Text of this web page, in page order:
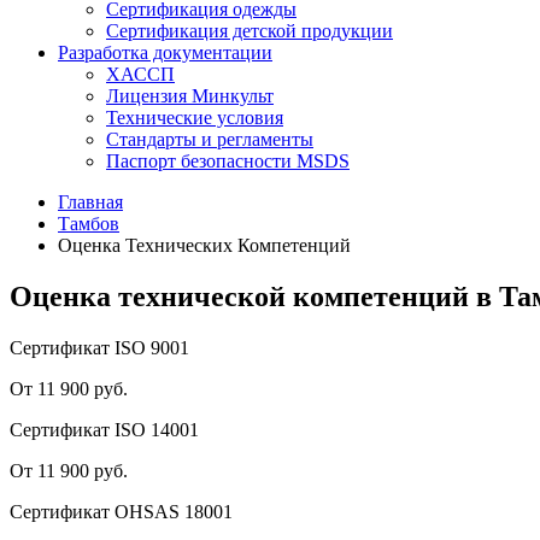
Сертификация одежды
Сертификация детской продукции
Разработка документации
ХАССП
Лицензия Минкульт
Технические условия
Стандарты и регламенты
Паспорт безопасности MSDS
Главная
Тамбов
Оценка Технических Компетенций
Оценка технической компетенций в
Сертификат ISO 9001
От 11 900 руб.
Сертификат ISO 14001
От 11 900 руб.
Сертификат OHSAS 18001